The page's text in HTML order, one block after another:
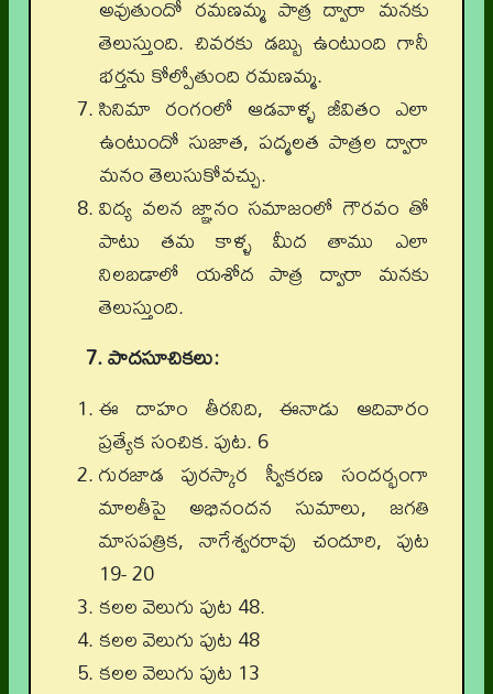
అవుతుందో రమణమ్మ పాత్ర ద్వారా మనకు
తెలుస్తుంది. చివరకు డబ్బు ఉంటుంది గానీ
భర్తను కోల్పోతుంది రమణమ్మ.
సినిమా రంగంలో ఆడవాళ్ళ జీవితం ఎలా
ఉంటుందో సుజాత, పద్మలత పాత్రల ద్వారా
మనం తెలుసుకోవచ్చు.
విద్య వలన జ్ఞానం సమాజంలో గౌరవం తో
పాటు తమ కాళ్ళ మీద తాము ఎలా
నిలబడాలో యశోద పాత్ర ద్వారా మనకు
తెలుస్తుంది.
7. పాదసూచికలు:
ఈ దాహం తీరనిది, ఈనాడు ఆదివారం
ప్రత్యేక సంచిక. పుట. 6
గురజాడ పురస్కార స్వీకరణ సందర్భంగా
మాలతీపై అభినందన సుమాలు, జగతి
మాసపత్రిక, నాగేశ్వరరావు చందూరి, పుట
19- 20
కలల వెలుగు పుట 48.
కలల వెలుగు పుట 48
కలల వెలుగు పుట 13